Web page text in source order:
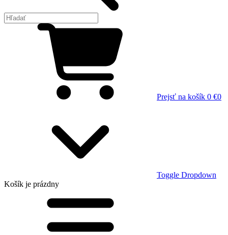
Prejsť na košík 0 €0
Toggle Dropdown
Košík je prázdny